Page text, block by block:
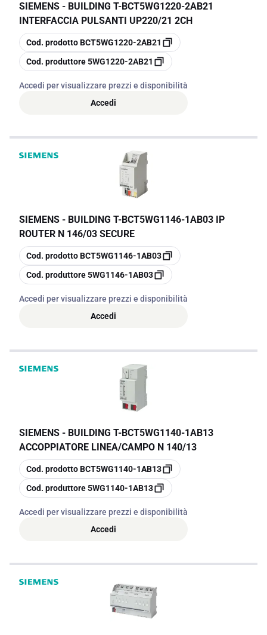
SIEMENS - BUILDING T-BCT5WG1220-2AB21
INTERFACCIA PULSANTI UP220/21 2CH
copia
Cod. prodottoBCT5WG1220-2AB21
copia
Cod. produttore5WG1220-2AB21
Accedi per visualizzare prezzi e disponibilità
Accedi
SIEMENS - BUILDING T-BCT5WG1146-1AB03 IP
ROUTER N 146/03 SECURE
copia
Cod. prodottoBCT5WG1146-1AB03
copia
Cod. produttore5WG1146-1AB03
Accedi per visualizzare prezzi e disponibilità
Accedi
SIEMENS - BUILDING T-BCT5WG1140-1AB13
ACCOPPIATORE LINEA/CAMPO N 140/13
copia
Cod. prodottoBCT5WG1140-1AB13
copia
Cod. produttore5WG1140-1AB13
Accedi per visualizzare prezzi e disponibilità
Accedi